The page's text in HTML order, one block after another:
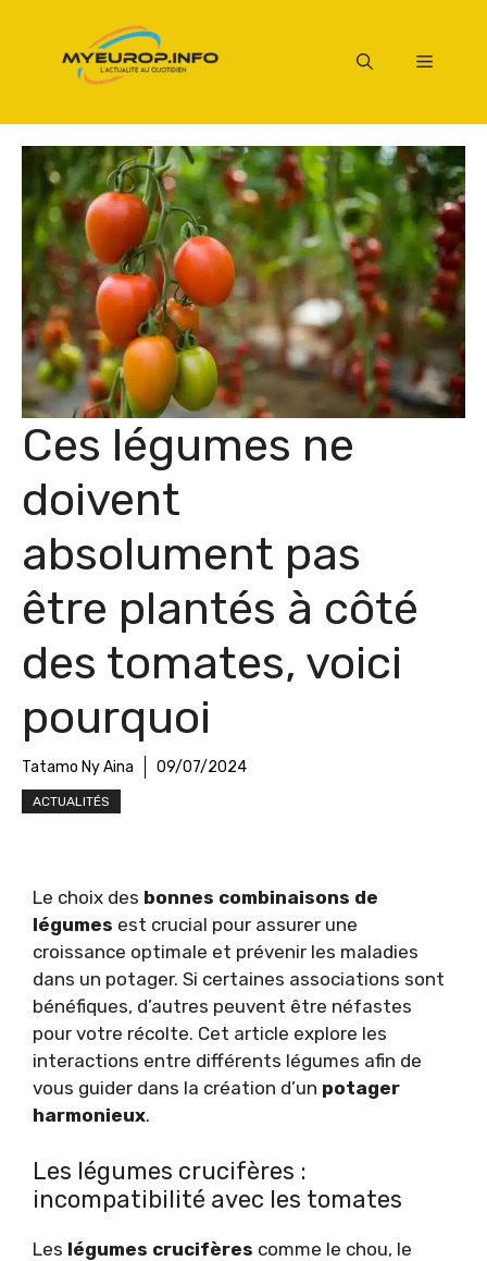
contenu
Menu
Ces légumes ne
doivent
absolument pas
être plantés à côté
des tomates, voici
pourquoi
Tatamo Ny Aina 09/07/2024
ACTUALITÉS
Le choix des bonnes combinaisons de
légumes est crucial pour assurer une
croissance optimale et prévenir les maladies
dans un potager. Si certaines associations sont
bénéfiques, d’autres peuvent être néfastes
pour votre récolte. Cet article explore les
interactions entre différents légumes afin de
vous guider dans la création d’un potager
harmonieux.
Les légumes crucifères :
incompatibilité avec les tomates
Les légumes crucifères comme le chou, le